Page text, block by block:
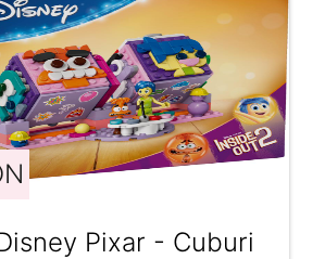
Pixar - Cuburi